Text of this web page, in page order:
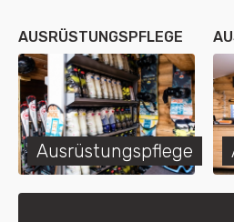
AUSRÜSTUNGSPFLEGE
Ausrüstungspflege